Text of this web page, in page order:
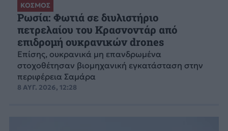
ΚΟΣΜΟΣ
Ρωσία: Φωτιά σε διυλιστήριο
πετρελαίου του Κρασνοντάρ από
επιδρομή ουκρανικών drones
Επίσης, ουκρανικά μη επανδρωμένα
στοχοθέτησαν βιομηχανική εγκατάσταση στην
περιφέρεια Σαμάρα
8 ΑΥΓ. 2026, 12:28